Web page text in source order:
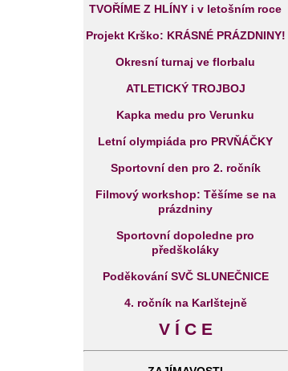
TVOŘÍME Z HLÍNY i v letošním roce
Projekt Krško: KRÁSNÉ PRÁZDNINY!
Okresní turnaj ve florbalu
ATLETICKÝ TROJBOJ
Kapka medu pro Verunku
Letní olympiáda pro PRVŇÁČKY
Sportovní den pro 2. ročník
Filmový workshop: Těšíme se na
prázdniny
Sportovní dopoledne pro
předškoláky
Poděkování SVČ SLUNEČNICE
4. ročník na Karlštejně
V Í C E